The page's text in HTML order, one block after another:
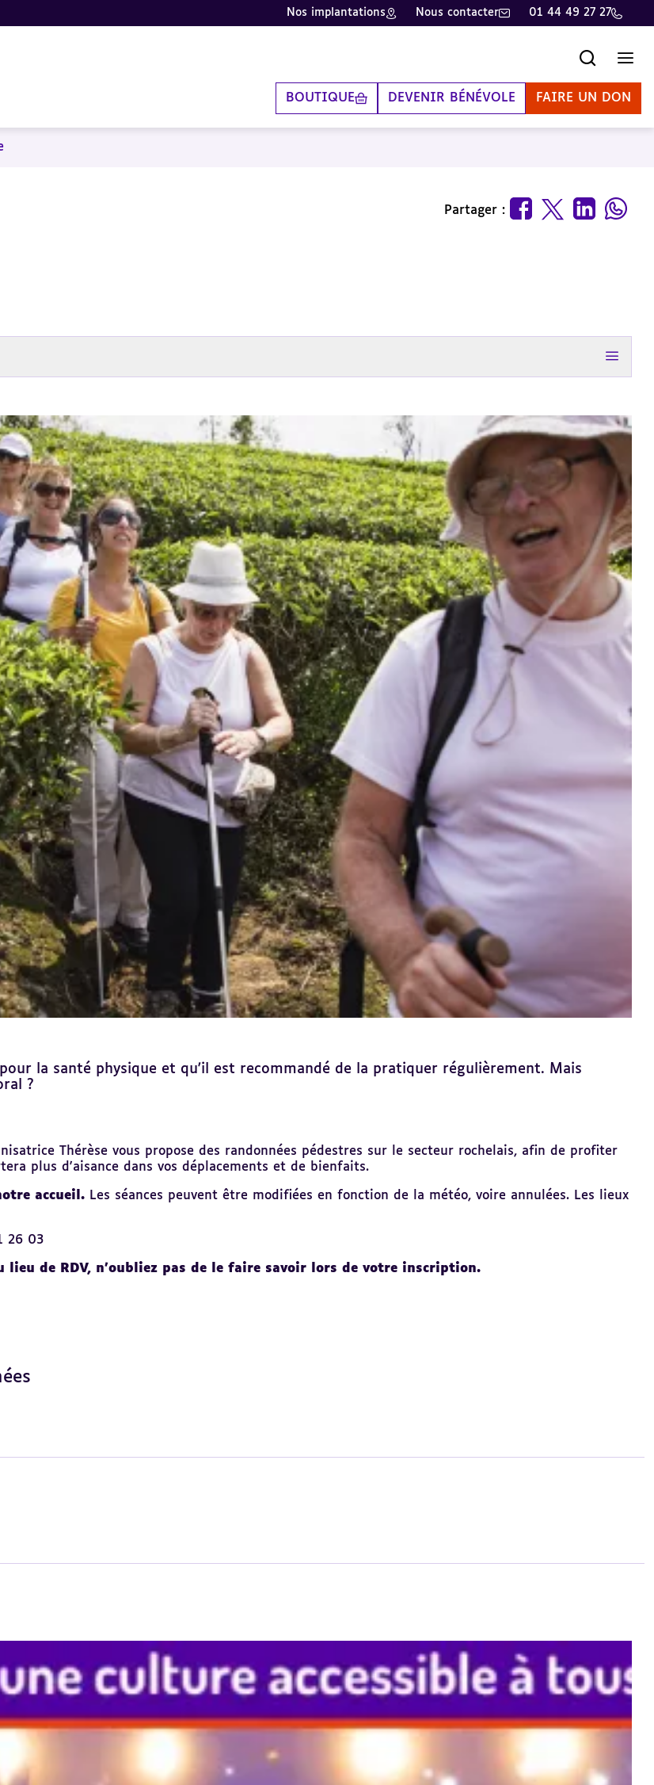
Nos implantations Nous contacter 01 44 49 27 27
BOUTIQUE DEVENIR BÉNÉVOLE FAIRE UN DON
Partager :
la santé physique et qu'il est recommandé de la pratiquer régulièrement. Mais
?
Thérèse vous propose des randonnées pédestres sur le secteur rochelais, afin de profiter
plus d'aisance dans vos déplacements et de bienfaits.
accueil. Les séances peuvent être modifiées en fonction de la météo, voire annulées. Les lieux
26 03
lieu de RDV, n'oubliez pas de le faire savoir lors de votre inscription.